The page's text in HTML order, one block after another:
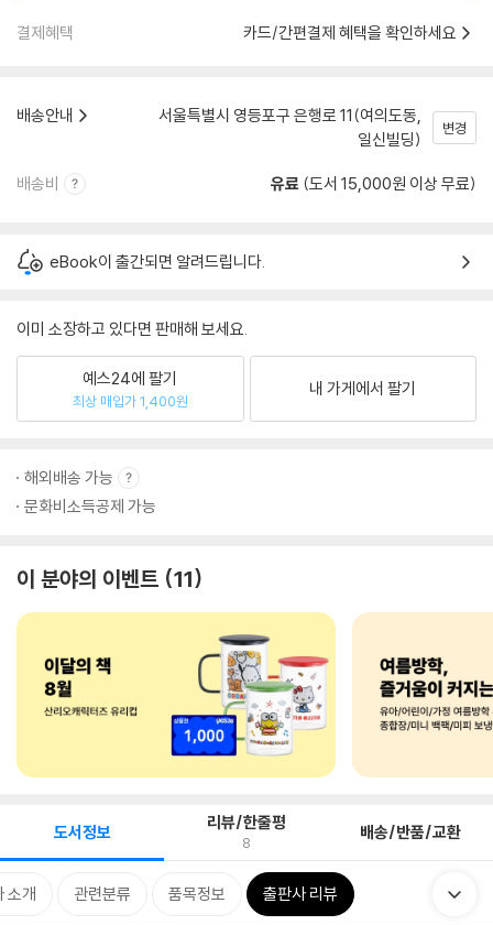
결제혜택 카드/간편결제 혜택을 확인하세요
배송안내
서울특별시 영등포구 은행로 11(여의도동,
일신빌딩)
변경
배송비 유료 (도서 15,000원 이상 무료)
eBook이 출간되면 알려드립니다.
이미 소장하고 있다면 판매해 보세요.
예스24에 팔기
최상 매입가 1,400원
내 가게에서 팔기
해외배송 가능
문화비소득공제 가능
이 분야의 이벤트 11
도서정보 리뷰/한줄평
8 배송/반품/교환
소개 관련분류 품목정보 출판사 리뷰